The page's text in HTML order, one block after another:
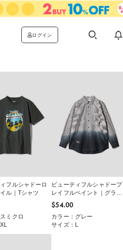
ログイン
フルシャドーロ
ル｜Tシャツ
ミクロ
ビューティフルシャドープ
レイフルペイント｜グラデ
ーションシャツ
$‌54.00
カラー：グレー
サイズ：L